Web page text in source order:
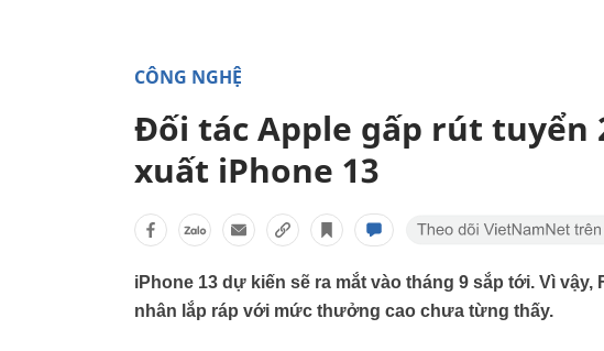
CÔNG NGHỆ
Đối tác Apple gấp rút tuyển
xuất iPhone 13
iPhone 13 dự kiến sẽ ra mắt vào tháng 9 sắp tới. Vì
nhân lắp ráp với mức thưởng cao chưa từng thấy.